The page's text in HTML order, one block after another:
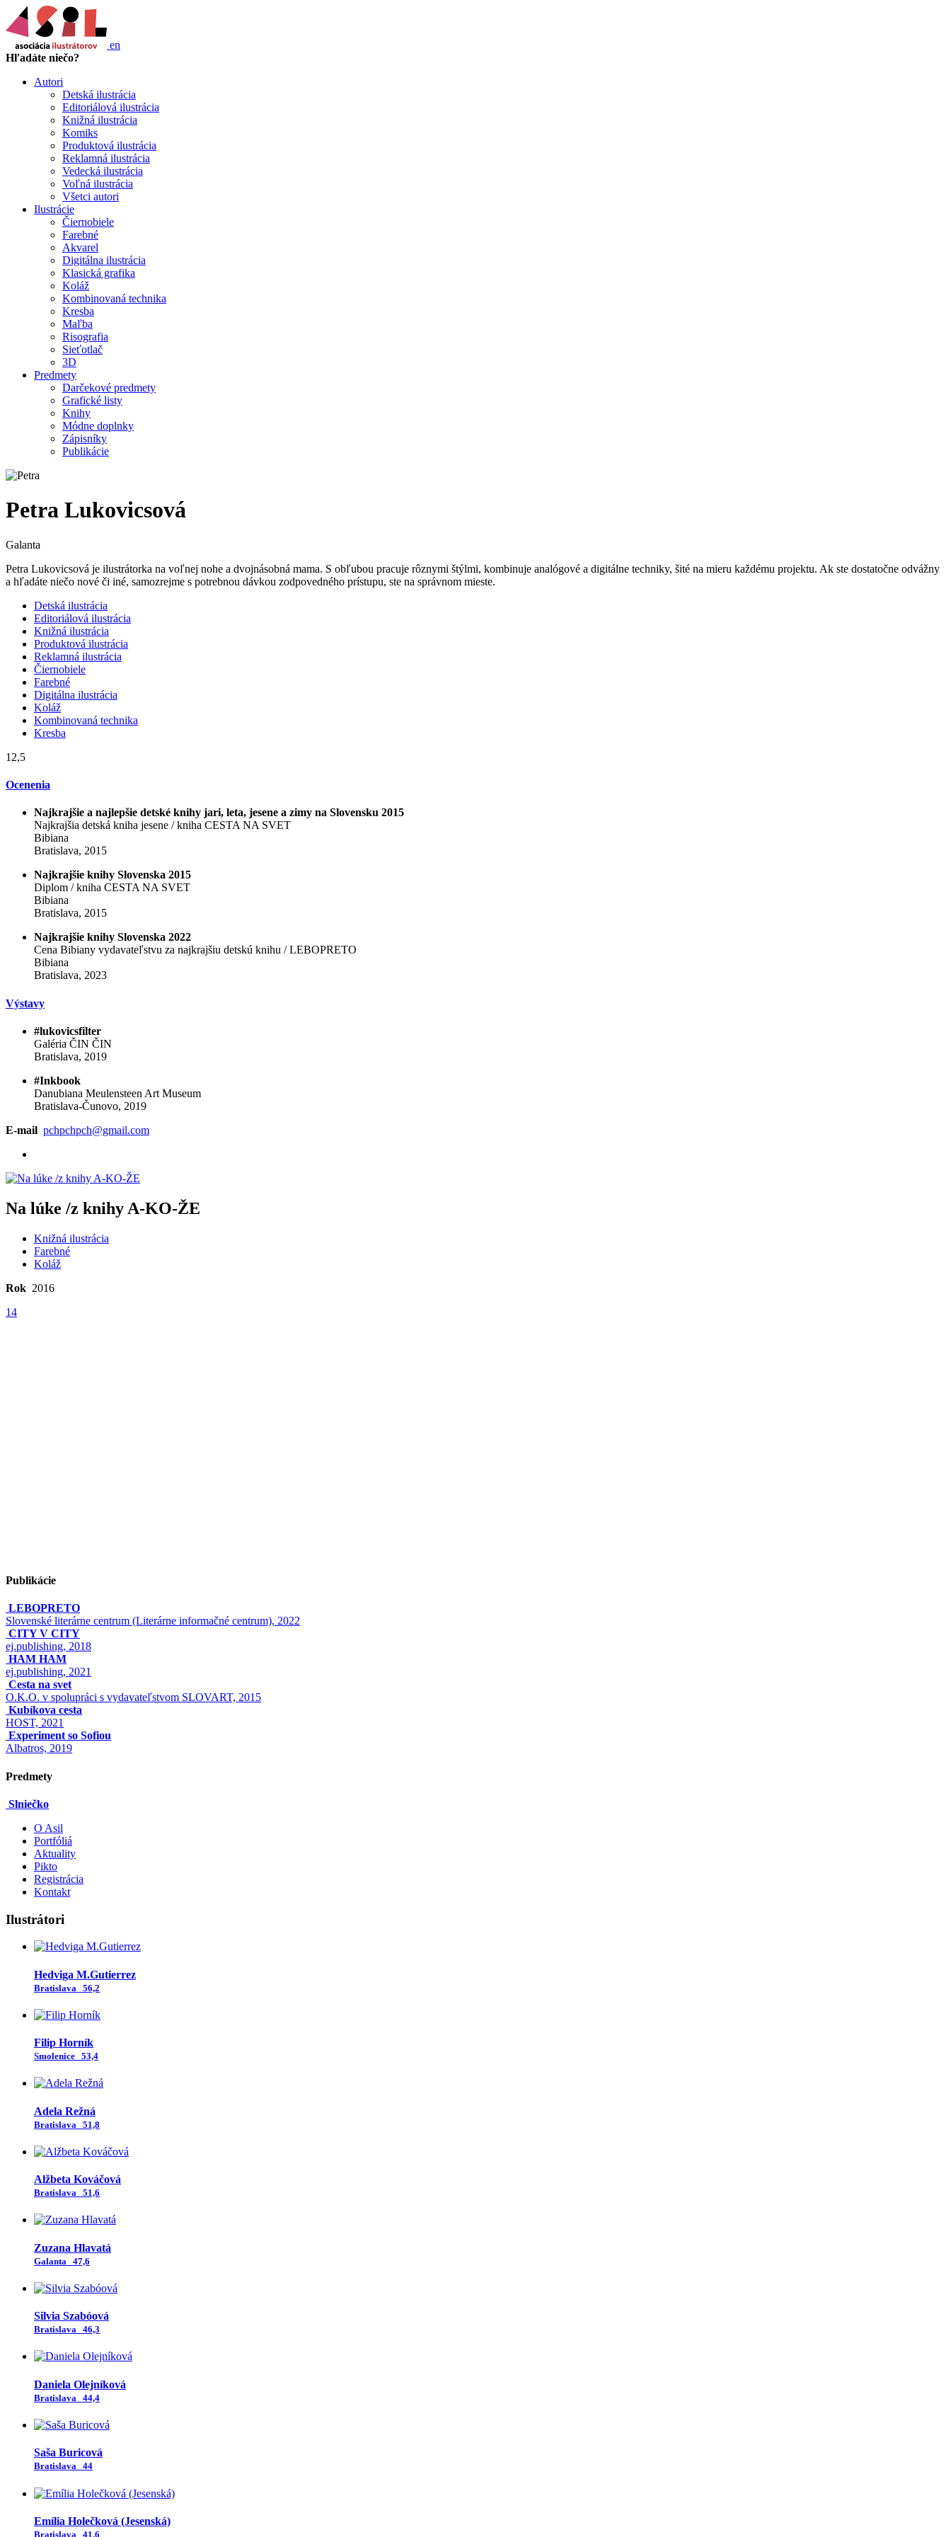
en
Hľadáte niečo?
Autori
Detská ilustrácia
Editoriálová ilustrácia
Knižná ilustrácia
Komiks
Produktová ilustrácia
Reklamná ilustrácia
Vedecká ilustrácia
Voľná ilustrácia
Všetci autori
Ilustrácie
Čiernobiele
Farebné
Akvarel
Digitálna ilustrácia
Klasická grafika
Koláž
Kombinovaná technika
Kresba
Maľba
Risografia
Sieťotlač
3D
Predmety
Darčekové predmety
Grafické listy
Knihy
Módne doplnky
Zápisníky
Publikácie
Petra Lukovicsová
Galanta
Petra Lukovicsová je ilustrátorka na voľnej nohe a dvojnásobná mama. S obľubou pracuje rôznymi štýlmi, kombinuje analógové a digitálne techniky, šité na mieru každému projektu. Ak ste dostatočne odvážny
a hľadáte niečo nové či iné, samozrejme s potrebnou dávkou zodpovedného prístupu, ste na správnom mieste.
Detská ilustrácia
Editoriálová ilustrácia
Knižná ilustrácia
Produktová ilustrácia
Reklamná ilustrácia
Čiernobiele
Farebné
Digitálna ilustrácia
Koláž
Kombinovaná technika
Kresba
12,5
Ocenenia
Najkrajšie a najlepšie detské knihy jari, leta, jesene a zimy na Slovensku 2015
Najkrajšia detská kniha jesene / kniha CESTA NA SVET
Bibiana
Bratislava, 2015
Najkrajšie knihy Slovenska 2015
Diplom / kniha CESTA NA SVET
Bibiana
Bratislava, 2015
Najkrajšie knihy Slovenska 2022
Cena Bibiany vydavateľstvu za najkrajšiu detskú knihu / LEBOPRETO
Bibiana
Bratislava, 2023
Výstavy
#lukovicsfilter
Galéria ČIN ČIN
Bratislava, 2019
#Inkbook
Danubiana Meulensteen Art Museum
Bratislava-Čunovo, 2019
E-mail pchpchpch@gmail.com
Na lúke /z knihy A-KO-ŽE
Knižná ilustrácia
Farebné
Koláž
Rok 2016
14
Publikácie
LEBOPRETO
Slovenské literárne centrum (Literárne informačné centrum), 2022
CITY V CITY
ej.publishing, 2018
HAM HAM
ej.publishing, 2021
Cesta na svet
O.K.O. v spolupráci s vydavateľstvom SLOVART, 2015
Kubíkova cesta
HOST, 2021
Experiment so Sofiou
Albatros, 2019
Predmety
Slniečko
O Asil
Portfóliá
Aktuality
Pikto
Registrácia
Kontakt
Ilustrátori
Hedviga M.Gutierrez
Bratislava 56,2
Filip Horník
Smolenice 53,4
Adela Režná
Bratislava 51,8
Alžbeta Kováčová
Bratislava 51,6
Zuzana Hlavatá
Galanta 47,6
Silvia Szabóová
Bratislava 46,3
Daniela Olejníková
Bratislava 44,4
Saša Buricová
Bratislava 44
Emília Holečková (Jesenská)
Bratislava 41,6